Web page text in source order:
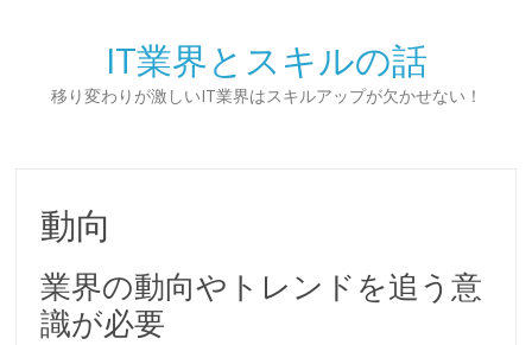
IT業界とスキルの話
移り変わりが激しいIT業界はスキルアップが欠かせない！
動向
業界の動向やトレンドを追う意
識が必要